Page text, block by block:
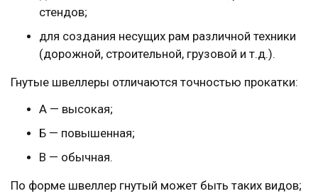
стендов;
для создания несущих рам различной техники
(дорожной, строительной, грузовой и т.д.).
Гнутые швеллеры отличаются точностью прокатки:
А — высокая;
Б — повышенная;
В — обычная.
По форме швеллер гнутый может быть таких видов;